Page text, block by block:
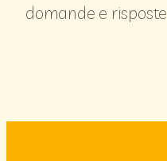
domande e risposte.